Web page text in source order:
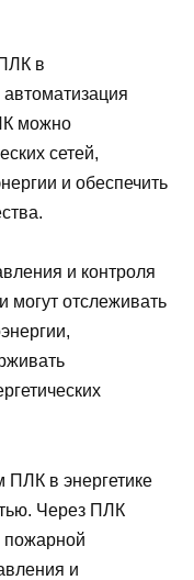
в
автоматизация
можно
сетей,
и обеспечить
и контроля
могут отслеживать
в энергетике
Через ПЛК
пожарной
и